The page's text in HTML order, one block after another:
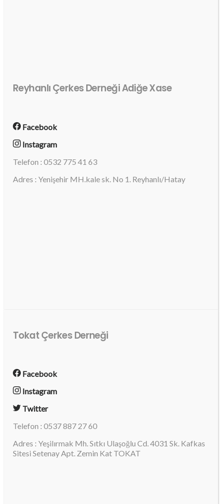
Reyhanlı Çerkes Derneği Adiğe Xase
Facebook
Instagram
Telefon : 0532 775 41 63
Adres : Yenişehir MH.kale sk. No 1. Reyhanlı/Hatay
Tokat Çerkes Derneği
Facebook
Instagram
Twitter
Telefon : 0537 887 27 60
Adres : Yeşilırmak Mh. Sıtkı Ulaşoğlu Cd. 4031 Sk. Kafkas
Sitesi Setenay Apt. Zemin Kat TOKAT